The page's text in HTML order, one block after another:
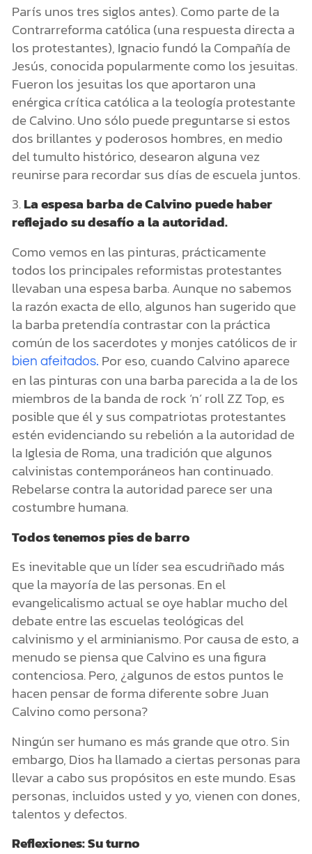
París unos tres siglos antes). Como parte de la
Contrarreforma católica (una respuesta directa a
los protestantes), Ignacio fundó la Compañía de
Jesús, conocida popularmente como los jesuitas.
Fueron los jesuitas los que aportaron una
enérgica crítica católica a la teología protestante
de Calvino. Uno sólo puede preguntarse si estos
dos brillantes y poderosos hombres, en medio
del tumulto histórico, desearon alguna vez
reunirse para recordar sus días de escuela juntos.
3.La espesa barba de Calvino puede haber
reflejado su desafío a la autoridad.
Como vemos en las pinturas, prácticamente
todos los principales reformistas protestantes
llevaban una espesa barba. Aunque no sabemos
la razón exacta de ello, algunos han sugerido que
la barba pretendía contrastar con la práctica
común de los sacerdotes y monjes católicos de ir
bien afeitados. Por eso, cuando Calvino aparece
en las pinturas con una barba parecida a la de los
miembros de la banda de rock ‘n’ roll ZZ Top, es
posible que él y sus compatriotas protestantes
estén evidenciando su rebelión a la autoridad de
la Iglesia de Roma, una tradición que algunos
calvinistas contemporáneos han continuado.
Rebelarse contra la autoridad parece ser una
costumbre humana.
Todos tenemos pies de barro
Es inevitable que un líder sea escudriñado más
que la mayoría de las personas. En el
evangelicalismo actual se oye hablar mucho del
debate entre las escuelas teológicas del
calvinismo y el arminianismo. Por causa de esto, a
menudo se piensa que Calvino es una figura
contenciosa. Pero, ¿algunos de estos puntos le
hacen pensar de forma diferente sobre Juan
Calvino como persona?
Ningún ser humano es más grande que otro. Sin
embargo, Dios ha llamado a ciertas personas para
llevar a cabo sus propósitos en este mundo. Esas
personas, incluidos usted y yo, vienen con dones,
talentos y defectos.
Reflexiones: Su turno